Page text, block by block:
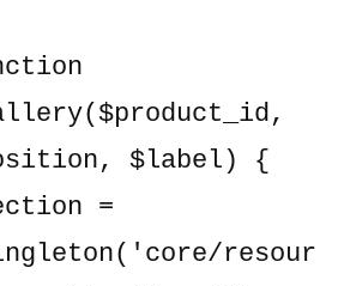
$label) {
resour